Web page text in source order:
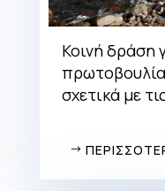
Κοινή δράση
σχετικά με